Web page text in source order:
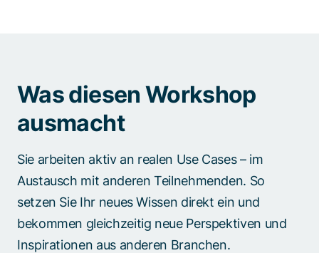
Was diesen Workshop
ausmacht
Sie arbeiten aktiv an realen Use Cases – im
Austausch mit anderen Teilnehmenden. So
setzen Sie Ihr neues Wissen direkt ein und
bekommen gleichzeitig neue Perspektiven und
Inspirationen aus anderen Branchen.​